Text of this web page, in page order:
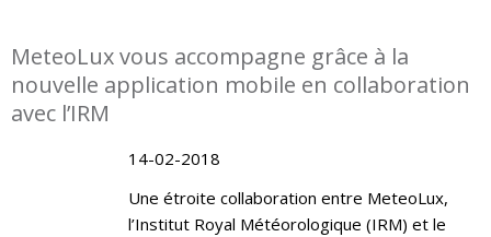
MeteoLux vous accompagne grâce à la
nouvelle application mobile en collaboration
avec l’IRM
14-02-2018
Une étroite collaboration entre MeteoLux,
l’Institut Royal Météorologique (IRM) et le